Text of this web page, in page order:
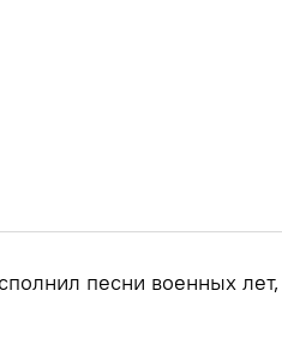
песни военных